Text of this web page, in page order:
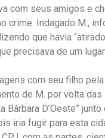
com seus amigos e
crime. Indagado M.,
que havia
precisava de um
com seu filho
de M. por volta
D’Oeste”
iria fugir para esta